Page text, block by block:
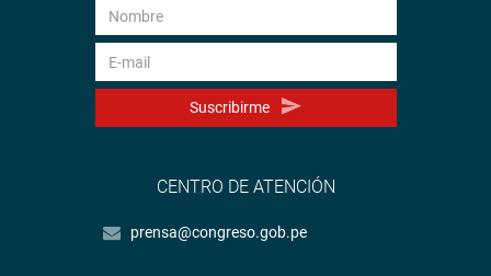
Suscribirme
CENTRO DE ATENCIÓN
prensa@congreso.gob.pe